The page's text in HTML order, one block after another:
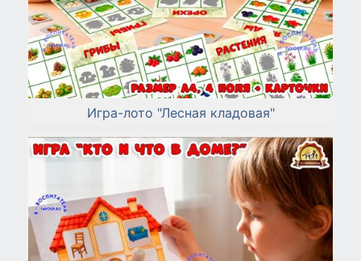
Игра-лото "Лесная кладовая"